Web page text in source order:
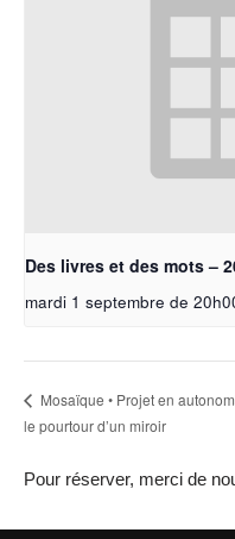
Des livres et des mots –
mardi 1 septembre de
Mosaïque • Projet en
le pourtour d’un miroir
Pour réserver, merci de